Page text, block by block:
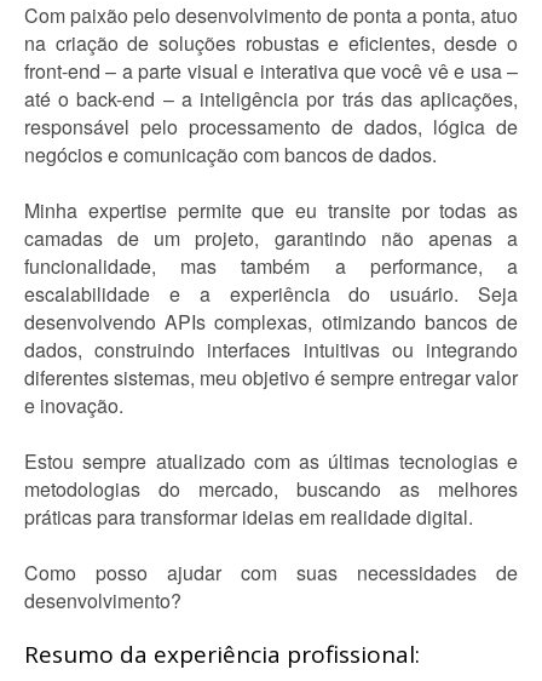
Com paixão pelo desenvolvimento de ponta a ponta, atuo
na criação de soluções robustas e eficientes, desde o
front-end – a parte visual e interativa que você vê e usa –
até o back-end – a inteligência por trás das aplicações,
responsável pelo processamento de dados, lógica de
negócios e comunicação com bancos de dados.
Minha expertise permite que eu transite por todas as
camadas de um projeto, garantindo não apenas a
funcionalidade, mas também a performance, a
escalabilidade e a experiência do usuário. Seja
desenvolvendo APIs complexas, otimizando bancos de
dados, construindo interfaces intuitivas ou integrando
diferentes sistemas, meu objetivo é sempre entregar valor
e inovação.
Estou sempre atualizado com as últimas tecnologias e
metodologias do mercado, buscando as melhores
práticas para transformar ideias em realidade digital.
Como posso ajudar com suas necessidades de
desenvolvimento?
Resumo da experiência profissional: